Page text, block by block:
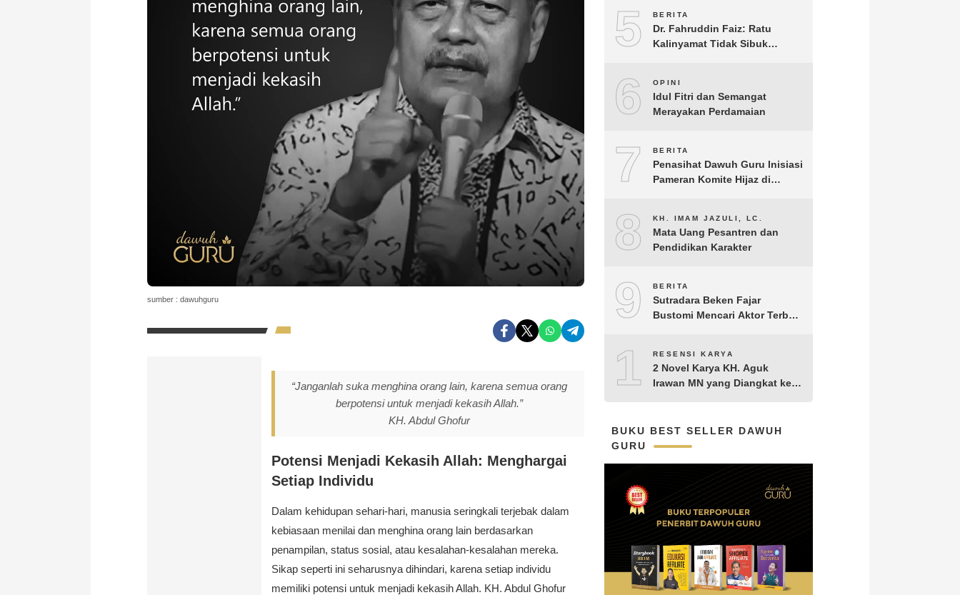
sumber : dawuhguru
“Janganlah suka menghina orang lain, karena semua orang
berpotensi untuk menjadi kekasih Allah.”
KH. Abdul Ghofur
Potensi Menjadi Kekasih Allah: Menghargai
Setiap Individu
Dalam kehidupan sehari-hari, manusia seringkali terjebak dalam
kebiasaan menilai dan menghina orang lain berdasarkan
penampilan, status sosial, atau kesalahan-kesalahan mereka.
Sikap seperti ini seharusnya dihindari, karena setiap individu
memiliki potensi untuk menjadi kekasih Allah. KH. Abdul Ghofur
5 BERITA
Dr. Fahruddin Faiz: Ratu
Kalinyamat Tidak Sibuk
Perekonomian Rakyatnya
6 OPINI
Idul Fitri dan Semangat
Merayakan Perdamaian
7 BERITA
Penasihat Dawuh Guru Inisiasi
Pameran Komite Hijaz di
8 KH. IMAM JAZULI, LC.
Mata Uang Pesantren dan
Pendidikan Karakter
9 BERITA
Sutradara Beken Fajar
Bustomi Mencari Aktor Terbaik
KH. Hasyim Asy’ari karya KH.
Aguk Irawan MN
10RESENSI KARYA
2 Novel Karya KH. Aguk
Irawan MN yang Diangkat ke
BUKU BEST SELLER DAWUH
GURU